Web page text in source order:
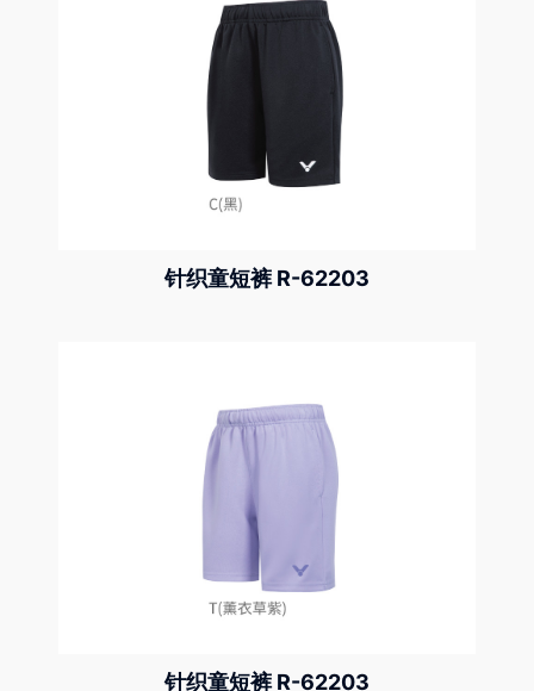
针织童短裤 R-62203
针织童短裤 R-62203